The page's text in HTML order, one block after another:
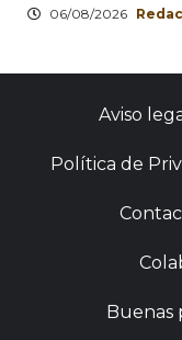
06/08/2026
Aviso
Política de
Buenas